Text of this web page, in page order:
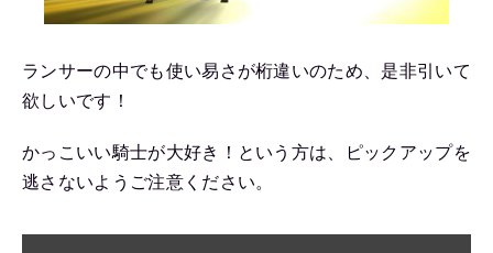
ランサーの中でも使い易さが桁違いのため、是非引いて
欲しいです！
かっこいい騎士が大好き！という方は、ピックアップを
逃さないようご注意ください。